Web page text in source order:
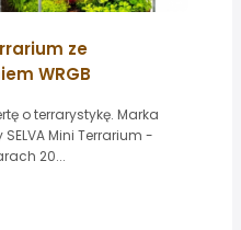
ze
WRGB
o terrarystykę. Marka
Mini Terrarium -
20...